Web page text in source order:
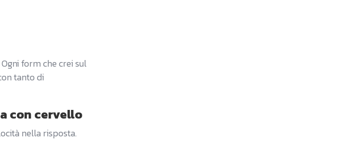
form che crei sul
tanto di
con cervello
nella risposta.